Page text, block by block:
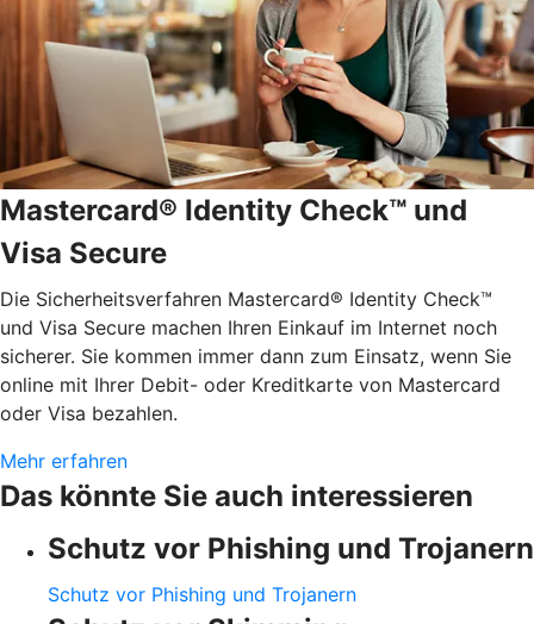
Mastercard® Identity Check™ und
Visa Secure
Die Sicherheitsverfahren Mastercard® Identity Check™
und Visa Secure machen Ihren Einkauf im Internet noch
sicherer. Sie kommen immer dann zum Einsatz, wenn Sie
online mit Ihrer Debit- oder Kreditkarte von Mastercard
oder Visa bezahlen.
Mehr erfahren
Das könnte Sie auch interessieren
Schutz vor Phishing und Trojanern
Schutz vor Phishing und Trojanern